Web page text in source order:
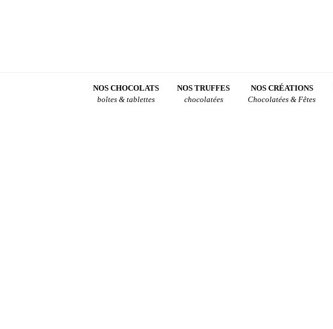
NOS CHOCOLATS
boîtes & tablettes
NOS TRUFFES
chocolatées
NOS CRÉATIONS
Chocolatées & Fêtes